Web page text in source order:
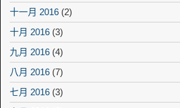
十一月 2016 (2)
十月 2016 (3)
九月 2016 (4)
八月 2016 (7)
七月 2016 (3)